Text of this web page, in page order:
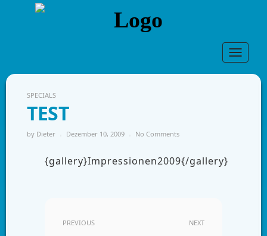
Toggle
SPECIALS
TEST
by Dieter Dezember 10, 2009 No Comments
{gallery}Impressionen2009{/gallery}
PREVIOUS NEXT